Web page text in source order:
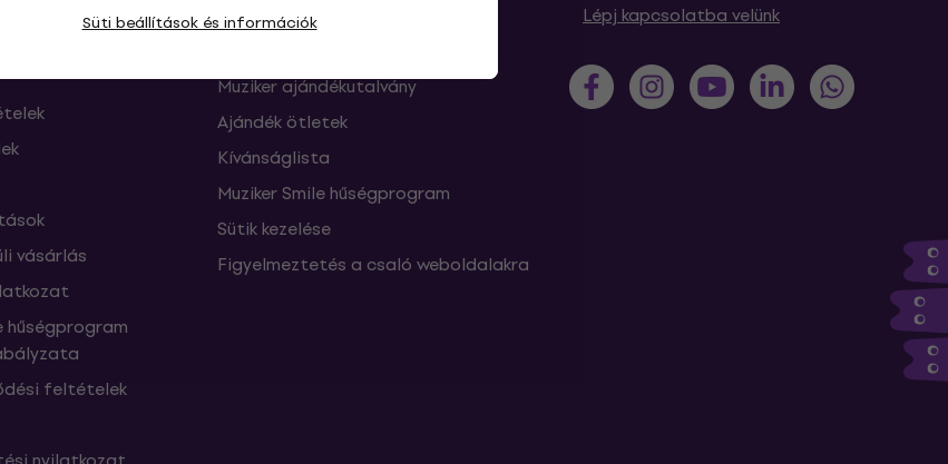
Süti beállítások és információk
a
vásárlás
hűségprogram
feltételek
FAQ - Gyakran feltett kérdések
Muziker ajándékutalvány
Ajándék ötletek
Kívánságlista
Muziker Smile hűségprogram
Sütik kezelése
Figyelmeztetés a csaló weboldalakra
Lépj kapcsolatba velünk